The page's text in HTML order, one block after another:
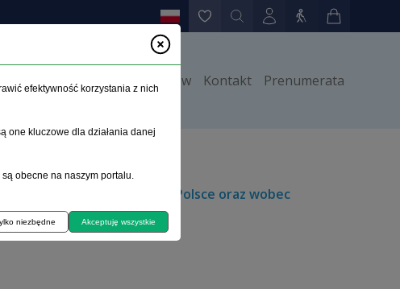
Artykuły Instrukcje dla autorów Kontakt Prenumerata
Europejskiej (UE), USA i w Polsce oraz wobec
efektywność korzystania z nich
one kluczowe dla działania danej
obecne na naszym portalu.
niezbędne Akceptuję wszystkie